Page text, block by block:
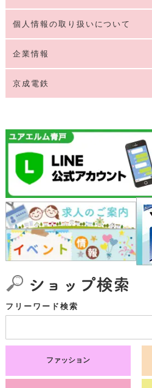
個人情報の取り扱いについて
企業情報
京成電鉄
フリーワード検索
ファッション